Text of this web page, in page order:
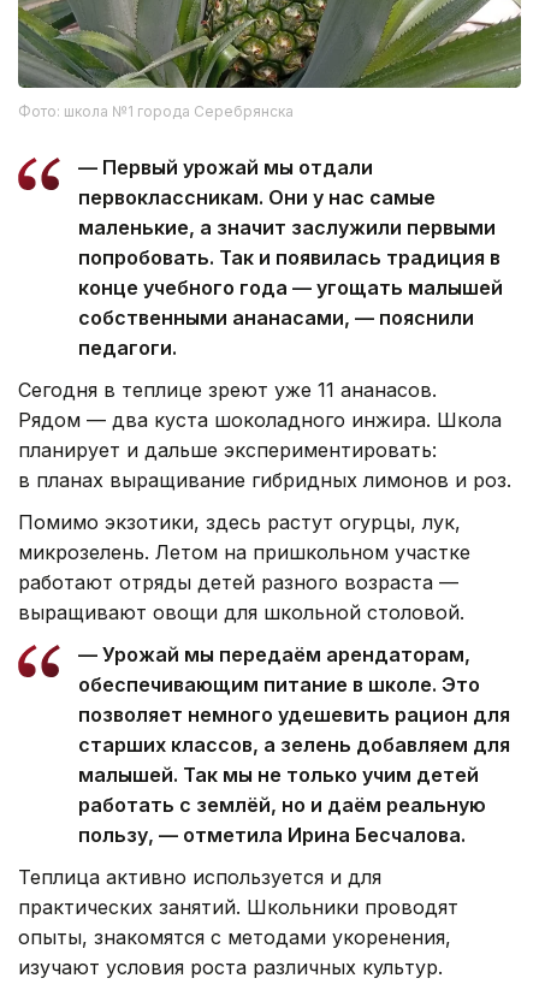
Фото: школа №1 города Серебрянска
— Первый урожай мы отдали
первоклассникам. Они у нас самые
маленькие, а значит заслужили первыми
попробовать. Так и появилась традиция в
конце учебного года — угощать малышей
собственными ананасами, — пояснили
педагоги.
Сегодня в теплице зреют уже 11 ананасов.
Рядом — два куста шоколадного инжира. Школа
планирует и дальше экспериментировать:
в планах выращивание гибридных лимонов и роз.
Помимо экзотики, здесь растут огурцы, лук,
микрозелень. Летом на пришкольном участке
работают отряды детей разного возраста —
выращивают овощи для школьной столовой.
— Урожай мы передаём арендаторам,
обеспечивающим питание в школе. Это
позволяет немного удешевить рацион для
старших классов, а зелень добавляем для
малышей. Так мы не только учим детей
работать с землёй, но и даём реальную
пользу, — отметила Ирина Бесчалова.
Теплица активно используется и для
практических занятий. Школьники проводят
опыты, знакомятся с методами укоренения,
изучают условия роста различных культур.